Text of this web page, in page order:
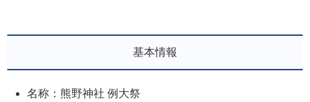
基本情報
名称：熊野神社 例大祭